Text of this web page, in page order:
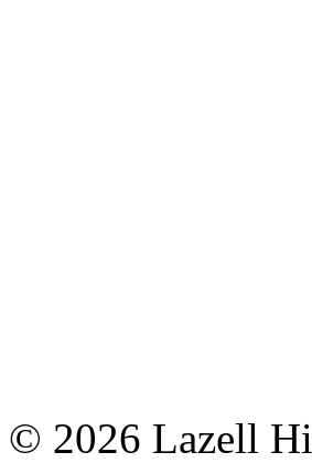
© 2026 Lazell